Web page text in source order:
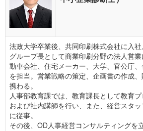
法政大学卒業後、共同印刷株式会社に入社
グループ長として商業印刷分野の法人営
動車会社、住宅メーカー、大学、官公庁
を担当。営業戦略の策定、企画書の作成
携わる。
人事部教育課では、教育課長として教育
および社内講師を行い、また、経営スタ
に従事。
その後、OD人事経営コンサルティングを